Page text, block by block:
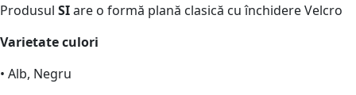
Produsul SIare o formă plană clasică cu închidere Velcro
Varietate culori
• Alb, Negru